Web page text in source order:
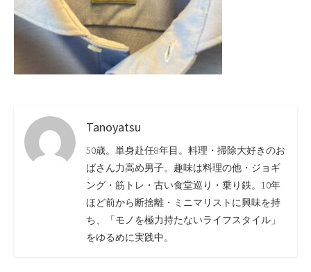
Tanoyatsu
50歳。単身赴任8年目。料理・掃除大好きのお
ばさん力高め男子。趣味は料理の他・ジョギ
ング・筋トレ・古い食堂巡り・乗り鉄。10年
ほど前から断捨離・ミニマリストに興味を持
ち、「モノを極力持たないライフスタイル」
をゆるめに実践中。